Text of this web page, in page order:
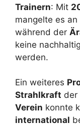
Trainern: Mit
mangelte es an
während der
keine
werden.
Ein weiteres
Strahlkraft der
Verein konnte
international